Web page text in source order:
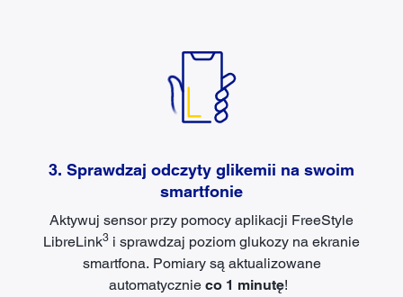
3. Sprawdzaj odczyty glikemii na swoim
smartfonie
Aktywuj sensor przy pomocy aplikacji FreeStyle
LibreLink3 i sprawdzaj poziom glukozy na ekranie
smartfona. Pomiary są aktualizowane
automatycznie co 1 minutę!